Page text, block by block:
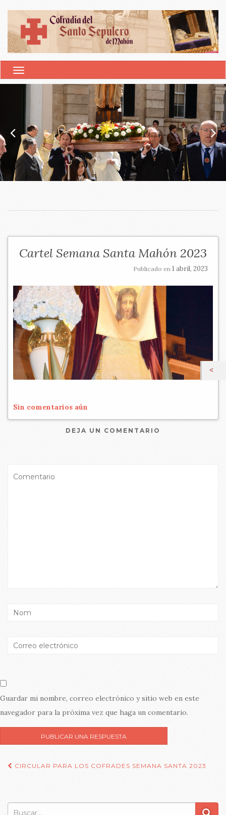
ALTERNAR NAVEGACIÓN
Cartel Semana Santa Mahón 2023
Publicado en 1 abril, 2023
Sin comentarios aún
DEJA UN COMENTARIO
Guardar mi nombre, correo electrónico y sitio web en este
navegador para la próxima vez que haga un comentario.
CIRCULAR PARA LOS COFRADES SEMANA SANTA 2023
Buscar: